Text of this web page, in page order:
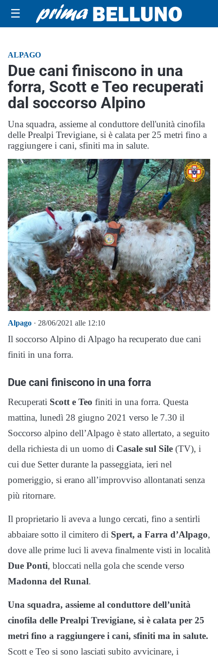
☰
ALPAGO
Due cani finiscono in una
forra, Scott e Teo recuperati
dal soccorso Alpino
Una squadra, assieme al conduttore dell'unità cinofila
delle Prealpi Trevigiane, si è calata per 25 metri fino a
raggiungere i cani, sfiniti ma in salute.
Alpago · 28/06/2021 alle 12:10
Il soccorso Alpino di Alpago ha recuperato due cani
finiti in una forra.
Due cani finiscono in una forra
Recuperati Scott e Teo finiti in una forra. Questa
mattina, lunedì 28 giugno 2021 verso le 7.30 il
Soccorso alpino dell’Alpago è stato allertato, a seguito
della richiesta di un uomo di Casale sul Sile (TV), i
cui due Setter durante la passeggiata, ieri nel
pomeriggio, si erano all’improvviso allontanati senza
più ritornare.
Il proprietario li aveva a lungo cercati, fino a sentirli
abbaiare sotto il cimitero di Spert, a Farra d’Alpago,
dove alle prime luci li aveva finalmente visti in località
Due Ponti, bloccati nella gola che scende verso
Madonna del Runal.
Una squadra, assieme al conduttore dell’unità
cinofila delle Prealpi Trevigiane, si è calata per 25
metri fino a raggiungere i cani, sfiniti ma in salute.
Scott e Teo si sono lasciati subito avvicinare, i